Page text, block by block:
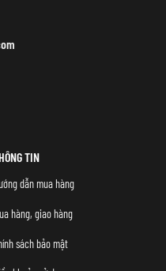
TIN
dẫn mua hàng
hàng, giao hàng
sách bảo mật